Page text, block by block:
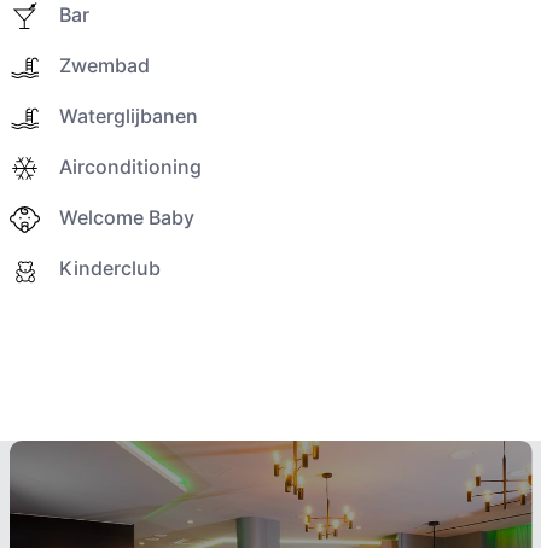
Bar
Zwembad
Waterglijbanen
Airconditioning
Welcome Baby
Kinderclub